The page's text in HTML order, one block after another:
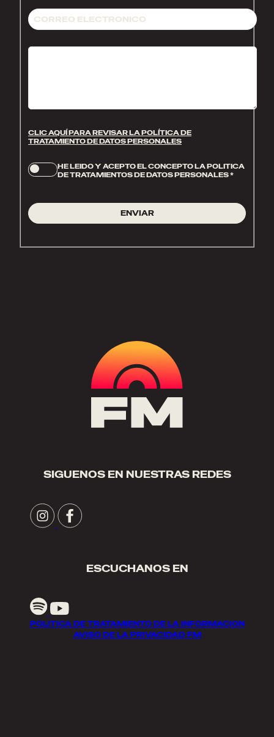
CLIC AQUÍ PARA REVISAR LA POLÍTICA DE
TRATAMIENTO DE DATOS PERSONALES
HE LEIDO Y ACEPTO EL CONCEPTO LA POLITICA
DE TRATAMIENTOS DE DATOS PERSONALES*
ENVIAR
SIGUENOS EN NUESTRAS REDES
ESCUCHANOS EN
POLITICA DE TRATAMIENTO DE LA INFORMACION
AVISO DE LA PRIVACIDAD FM